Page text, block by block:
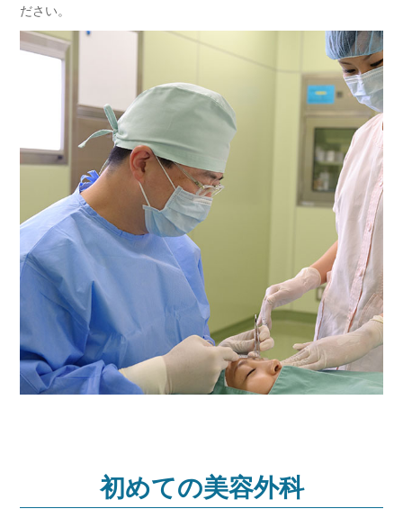
ださい。
初めての美容外科